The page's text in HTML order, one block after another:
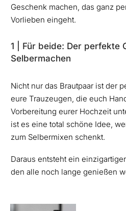
Geschenk machen, das ganz
Vorlieben eingeht.
1 | Für beide: Der perfekte
Selbermachen
Nicht nur das Brautpaar ist der
eure Trauzeugen, die euch
Vorbereitung eurer Hochzeit
ist es eine total schöne Idee,
zum Selbermixen schenkt.
Daraus entsteht ein
den alle noch lange genießen